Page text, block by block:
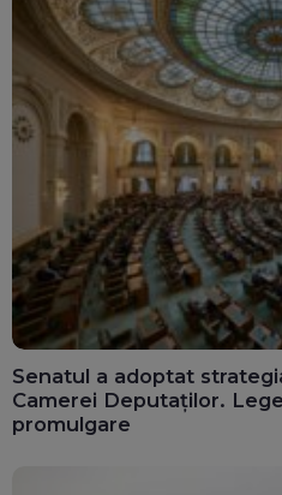
Senatul a adoptat
Camerei Deputaților.
promulgare